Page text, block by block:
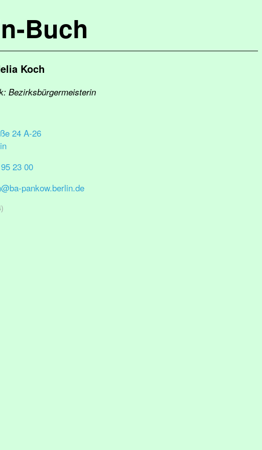
Buch
Koch
Bezirksbürgermeisterin
24 A-26
23 00
pankow.berlin.de